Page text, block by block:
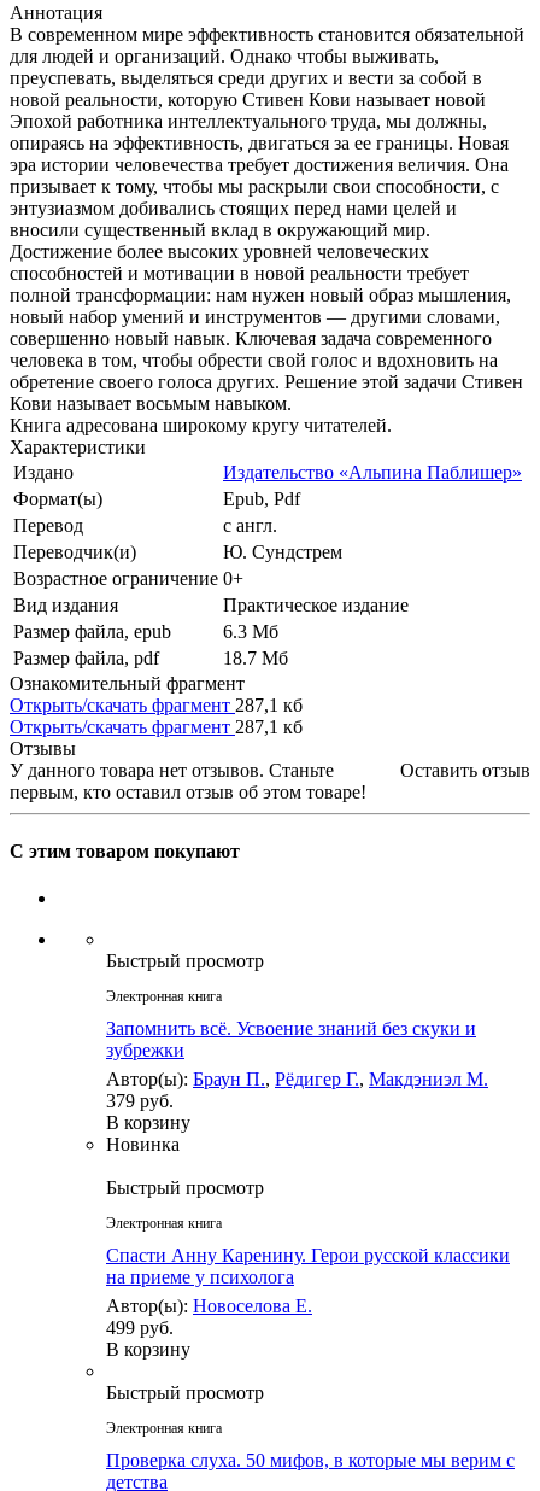
Аннотация
В современном мире эффективность становится обязательной
для людей и организаций. Однако чтобы выживать,
преуспевать, выделяться среди других и вести за собой в
новой реальности, которую Стивен Кови называет новой
Эпохой работника интеллектуального труда, мы должны,
опираясь на эффективность, двигаться за ее границы. Новая
эра истории человечества требует достижения величия. Она
призывает к тому, чтобы мы раскрыли свои способности, с
энтузиазмом добивались стоящих перед нами целей и
вносили существенный вклад в окружающий мир.
Достижение более высоких уровней человеческих
способностей и мотивации в новой реальности требует
полной трансформации: нам нужен новый образ мышления,
новый набор умений и инструментов — другими словами,
совершенно новый навык. Ключевая задача современного
человека в том, чтобы обрести свой голос и вдохновить на
обретение своего голоса других. Решение этой задачи Стивен
Кови называет восьмым навыком.
Книга адресована широкому кругу читателей.
Характеристики
Издано
Издательство «Альпина Паблишер»
Формат(ы)
Epub, Pdf
Перевод
с англ.
Переводчик(и)
Ю. Сундстрем
Возрастное ограничение 0+
Вид издания
Практическое издание
Размер файла, epub
6.3 Mб
Размер файла, pdf
18.7 Mб
Ознакомительный фрагмент
Открыть/скачать фрагмент 287,1 кб
Открыть/скачать фрагмент 287,1 кб
Отзывы
Оставить отзыв
У данного товара нет отзывов. Станьте
первым, кто оставил отзыв об этом товаре!
С этим товаром покупают
Быстрый просмотр
Электронная книга
Запомнить всё. Усвоение знаний без скуки и
зубрежки
Автор(ы): Браун П., Рёдигер Г., Макдэниэл М.
379 руб.
В корзину
Новинка
Быстрый просмотр
Электронная книга
Спасти Анну Каренину. Герои русской классики
на приеме у психолога
Автор(ы): Новоселова Е.
499 руб.
В корзину
Быстрый просмотр
Электронная книга
Проверка слуха. 50 мифов, в которые мы верим с
детства